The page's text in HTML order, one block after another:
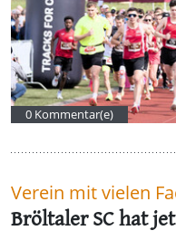
0 Kommentar(e)
Verein mit vielen
Bröltaler SC hat